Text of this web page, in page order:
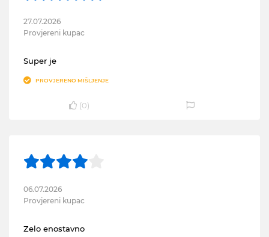
27.07.2026
Provjereni kupac
Super je
PROVJERENO MIŠLJENJE
(0)
06.07.2026
Provjereni kupac
Zelo enostavno